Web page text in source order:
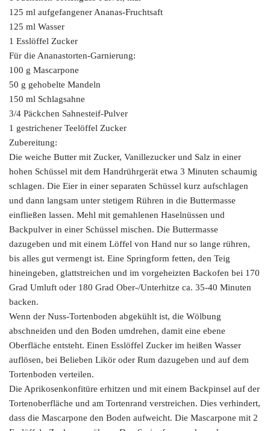
125 ml aufgefangener Ananas-Fruchtsaft
125 ml Wasser
1 Esslöffel Zucker
Für die Ananastorten-Garnierung:
100 g Mascarpone
50 g gehobelte Mandeln
150 ml Schlagsahne
3/4 Päckchen Sahnesteif-Pulver
1 gestrichener Teelöffel Zucker
Zubereitung:
Die weiche Butter mit Zucker, Vanillezucker und Salz in einer
hohen Schüssel mit dem Handrührgerät etwa 3 Minuten schaumig
schlagen. Die Eier in einer separaten Schüssel kurz aufschlagen
und dann langsam unter stetigem Rühren in die Buttermasse
einfließen lassen. Mehl mit gemahlenen Haselnüssen und
Backpulver in einer Schüssel mischen. Die Buttermasse
dazugeben und mit einem Löffel von Hand nur so lange rühren,
bis alles gut vermengt ist. Eine Springform fetten, den Teig
hineingeben, glattstreichen und im vorgeheizten Backofen bei 170
Grad Umluft oder 180 Grad Ober-/Unterhitze ca. 35-40 Minuten
backen.
Wenn der Nuss-Tortenboden abgekühlt ist, die Wölbung
abschneiden und den Boden umdrehen, damit eine ebene
Oberfläche entsteht. Einen Esslöffel Zucker im heißen Wasser
auflösen, bei Belieben Likör oder Rum dazugeben und auf dem
Tortenboden verteilen.
Die Aprikosenkonfitüre erhitzen und mit einem Backpinsel auf der
Tortenoberfläche und am Tortenrand verstreichen. Dies verhindert,
dass die Mascarpone den Boden aufweicht. Die Mascarpone mit 2